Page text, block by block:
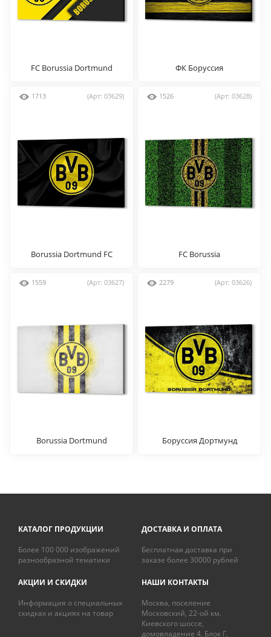
FC Borussia Dortmund ФК Боруссия
1713 (Арт: 03629)
Borussia Dortmund FC
1526 (Арт: 03628)
FC Borussia
1559 (Арт: 03627)
Borussia Dortmund
2279 (Арт: 03626)
Боруссия Дортмунд
КАТАЛОГ ПРОДУКЦИИ
Более 100 000 изображений
разнообразной тематики
ДОСТАВКА И ОПЛАТА
Бесплатная доставка при
заказе более 30000 рублей
АКЦИИ И СКИДКИ
Информация о специальных
скидках и акциях на товар
НАШИ КОНТАКТЫ
Москва, поселение
Московский, 22-ой км.
Киевского шоссе,
домовладение 4, Блок Г,